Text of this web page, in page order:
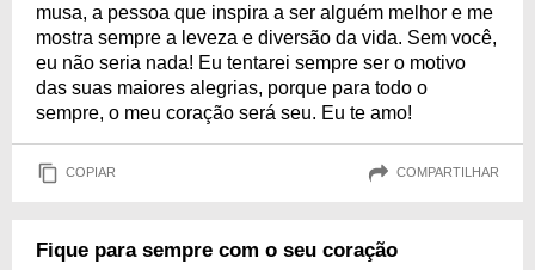
musa, a pessoa que inspira a ser alguém melhor e me
mostra sempre a leveza e diversão da vida. Sem você,
eu não seria nada! Eu tentarei sempre ser o motivo
das suas maiores alegrias, porque para todo o
sempre, o meu coração será seu. Eu te amo!
COPIAR COMPARTILHAR
Fique para sempre com o seu coração